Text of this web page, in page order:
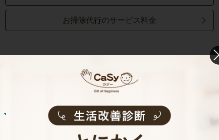
お掃除代行のサービス料金
ご利用者インタビュー
Customer Interview